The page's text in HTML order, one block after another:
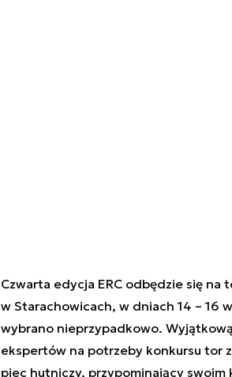
Czwarta edycja ERC odbędzie się na
w Starachowicach, w dniach 14 – 16
wybrano nieprzypadkowo.
ekspertów na potrzeby konkursu tor
piec hutniczy, przypominający